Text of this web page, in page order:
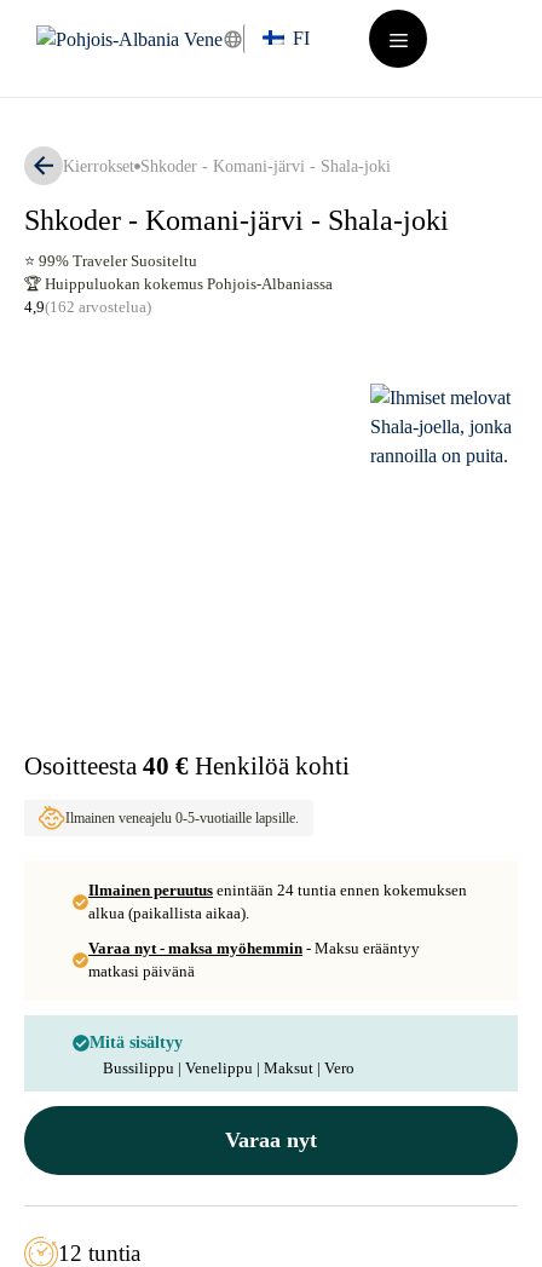
sisältöön
FI
Valikko
Kierrokset Shkoder - Komani-järvi - Shala-joki
Shkoder - Komani-järvi - Shala-joki
⭐ 99% Traveler Suositeltu
🏆 Huippuluokan kokemus Pohjois-Albaniassa
4,9(162 arvostelua)
Osoitteesta 40 € Henkilöä kohti
Ilmainen veneajelu 0-5-vuotiaille lapsille.
Ilmainen peruutus enintään 24 tuntia ennen kokemuksen
alkua (paikallista aikaa).
Varaa nyt - maksa myöhemmin - Maksu erääntyy
matkasi päivänä
Mitä sisältyy
Bussilippu | Venelippu | Maksut | Vero
Varaa nyt
12 tuntia